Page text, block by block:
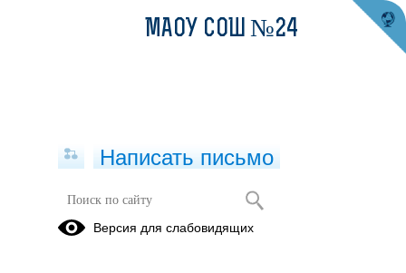
Объявления
МАОУ СОШ №24
Написать письмо
Версия для слабовидящих